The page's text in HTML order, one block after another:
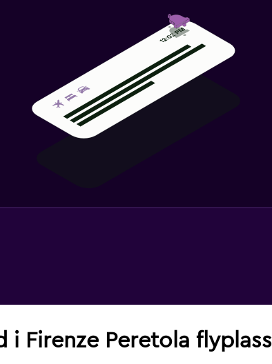
Firenze Peretola flyplass